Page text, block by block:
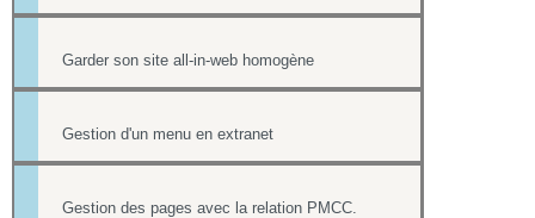
Garder son site all-in-web homogène
Gestion d'un menu en extranet
Gestion des pages avec la relation PMCC.